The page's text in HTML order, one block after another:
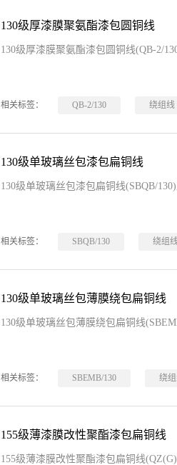
130级厚漆膜聚氨酯漆包圆铜线
130级厚漆膜聚氨酯漆包圆铜线(QB-2/
相关标签： QB-2/130 绕组线
130级单玻璃丝包漆包扁铜线
130级单玻璃丝包漆包扁铜线(SBQB/
相关标签： SBQB/130 绕组
130级单玻璃丝包薄膜绕包扁铜线
130级单玻璃丝包薄膜绕包扁铜线
相关标签： SBEMB/130 绕
155级薄漆膜改性聚酯漆包扁铜线
155级薄漆膜改性聚酯漆包扁铜线